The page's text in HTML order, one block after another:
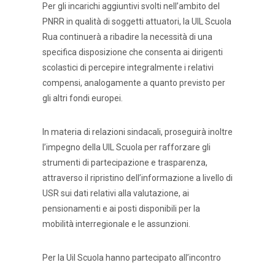
Per gli incarichi aggiuntivi svolti nell’ambito del
PNRR in qualità di soggetti attuatori, la UIL Scuola
Rua continuerà a ribadire la necessità di una
specifica disposizione che consenta ai dirigenti
scolastici di percepire integralmente i relativi
compensi, analogamente a quanto previsto per
gli altri fondi europei.
In materia di relazioni sindacali, proseguirà inoltre
l’impegno della UIL Scuola per rafforzare gli
strumenti di partecipazione e trasparenza,
attraverso il ripristino dell’informazione a livello di
USR sui dati relativi alla valutazione, ai
pensionamenti e ai posti disponibili per la
mobilità interregionale e le assunzioni.
Per la Uil Scuola hanno partecipato all’incontro